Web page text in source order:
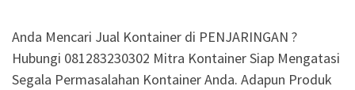
Anda Mencari Jual Kontainer di PENJARINGAN ?
Hubungi 081283230302 Mitra Kontainer Siap Mengatasi
Segala Permasalahan Kontainer Anda. Adapun Produk